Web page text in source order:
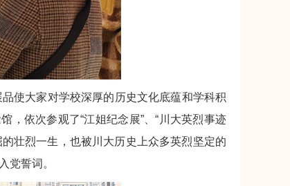
使大家对学校深厚的历史文化底蕴和学科积
，依次参观了“江姐纪念展”、“川大英烈事迹
壮烈一生，也被川大历史上众多英烈坚定的
党誓词。